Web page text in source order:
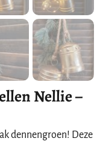
Nellie –
dennengroen! Deze